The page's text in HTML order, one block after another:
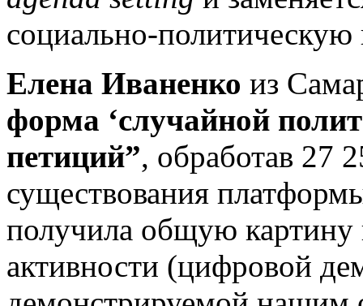
социально-политическую
Елена Иваненко из
форма ‘случайной
петиций”, обработав 27
существования
получила общую
активности (цифровой